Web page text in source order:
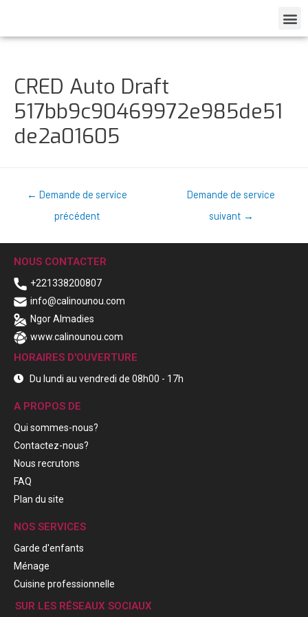
CRED Auto Draft
517bb9c90469972e985de51
de2a01605
← Demande de service
précédent
Demande de service
suivant →
NOUS CONTACTER
+221338200807
info@calinounou.com
Ngor Almadies
www.calinounou.com
HORAIRES D'OUVERTURE
Du lundi au vendredi de 08h00 - 17h
A PROPOS DE
Qui sommes-nous?
Contactez-nous?
Nous recrutons
FAQ
Plan du site
NOS SERVICES
Garde d'enfants
Ménage
Cuisine professionnelle
SUR LES RÉSEAUX SOCIAUX